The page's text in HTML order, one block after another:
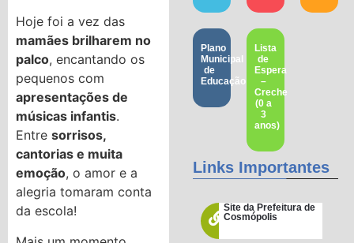
Hoje foi a vez das
mamães brilharem no
palco, encantando os
pequenos com
apresentações de
músicas infantis.
Entresorrisos,
cantorias e muita
emoção, o amor e a
alegria tomaram conta
da escola!
Plano
Municipal
de
Educação
Lista
de
Espera
–
Creche
(0 a
3
anos)
Links Importantes
Site da Prefeitura de
Cosmópolis